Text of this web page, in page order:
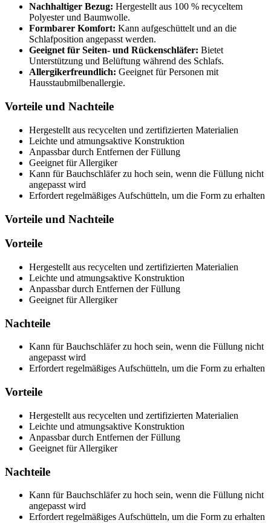
Nachhaltiger Bezug: Hergestellt aus 100 % recyceltem
Polyester und Baumwolle.
Formbarer Komfort: Kann aufgeschüttelt und an die
Schlafposition angepasst werden.
Geeignet für Seiten- und Rückenschläfer: Bietet
Unterstützung und Belüftung während des Schlafs.
Allergikerfreundlich: Geeignet für Personen mit
Hausstaubmilbenallergie.
Vorteile und Nachteile
Hergestellt aus recycelten und zertifizierten Materialien
Leichte und atmungsaktive Konstruktion
Anpassbar durch Entfernen der Füllung
Geeignet für Allergiker
Kann für Bauchschläfer zu hoch sein, wenn die Füllung nicht
angepasst wird
Erfordert regelmäßiges Aufschütteln, um die Form zu erhalten
Vorteile und Nachteile
Vorteile
Hergestellt aus recycelten und zertifizierten Materialien
Leichte und atmungsaktive Konstruktion
Anpassbar durch Entfernen der Füllung
Geeignet für Allergiker
Nachteile
Kann für Bauchschläfer zu hoch sein, wenn die Füllung nicht
angepasst wird
Erfordert regelmäßiges Aufschütteln, um die Form zu erhalten
Vorteile
Hergestellt aus recycelten und zertifizierten Materialien
Leichte und atmungsaktive Konstruktion
Anpassbar durch Entfernen der Füllung
Geeignet für Allergiker
Nachteile
Kann für Bauchschläfer zu hoch sein, wenn die Füllung nicht
angepasst wird
Erfordert regelmäßiges Aufschütteln, um die Form zu erhalten